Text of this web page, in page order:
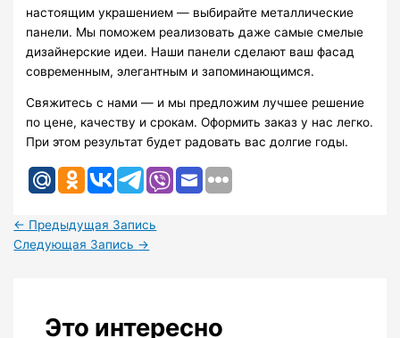
настоящим украшением — выбирайте металлические
панели. Мы поможем реализовать даже самые смелые
дизайнерские идеи. Наши панели сделают ваш фасад
современным, элегантным и запоминающимся.
Свяжитесь с нами — и мы предложим лучшее решение
по цене, качеству и срокам. Оформить заказ у нас легко.
При этом результат будет радовать вас долгие годы.
← Предыдущая Запись
Следующая Запись →
Это интересно